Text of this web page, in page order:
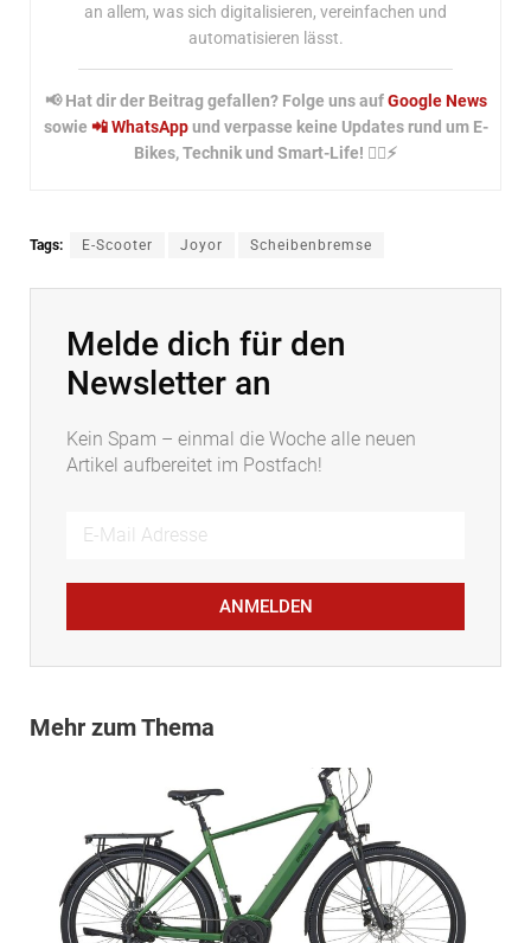
an allem, was sich digitalisieren, vereinfachen und
automatisieren lässt.
📢 Hat dir der Beitrag gefallen? Folge uns aufGoogle News
sowie 📲 WhatsAppund verpasse keine Updates rund um E-
Bikes, Technik und Smart-Life! 🚴‍♂️⚡
Tags: E-Scooter Joyor Scheibenbremse
Melde dich für den
Newsletter an
Kein Spam – einmal die Woche alle neuen
Artikel aufbereitet im Postfach!
ANMELDEN
Mehr zum Thema